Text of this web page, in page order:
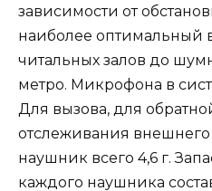
зависимости от
наиболее оптимальный
читальных залов до
метро. Микрофона в
Для вызова, для
отслеживания
наушник всего 4,6 г.
каждого наушника